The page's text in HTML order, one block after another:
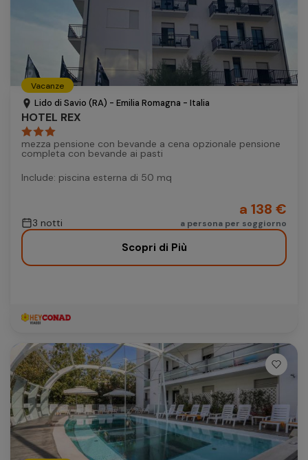
Vacanze
Lido di Savio (RA) - Emilia Romagna - Italia
HOTEL REX
mezza pensione con bevande a cena opzionale pensione
completa con bevande ai pasti
Include: piscina esterna di 50 mq
3 notti
a 138 €
a persona per soggiorno
Scopri di Più